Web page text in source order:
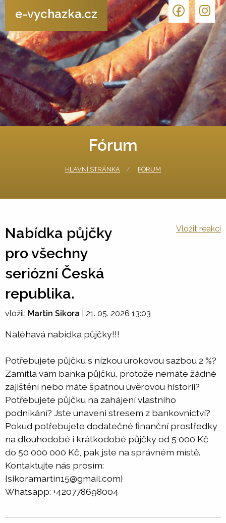
e-vychazka.cz
Fórum
HLAVNÍ STRÁNKA FÓRUM
Nabídka půjčky
pro všechny
seriózní Česká
republika.
Vložit reakci
vložil: Martin Sikora 21. 05. 2026 13:03
Naléhavá nabídka půjčky!!!
Potřebujete půjčku s nízkou úrokovou sazbou 2 %?
Zamítla vám banka půjčku, protože nemáte žádné
zajištění nebo máte špatnou úvěrovou historii?
Potřebujete půjčku na zahájení vlastního
podnikání? Jste unaveni stresem z bankovnictví?
Pokud potřebujete dodatečné finanční prostředky
na dlouhodobé i krátkodobé půjčky od 5 000 Kč
do 50 000 000 Kč, pak jste na správném místě.
Kontaktujte nás prosím:
{sikoramartin15@gmail.com}
Whatsapp: +420778698004